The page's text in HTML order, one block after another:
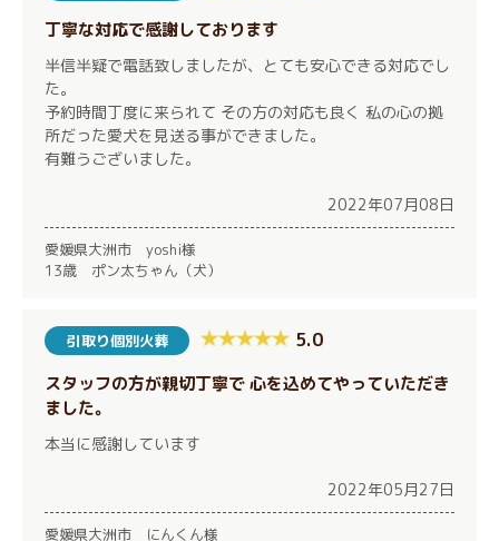
丁寧な対応で感謝しております
半信半疑で電話致しましたが、とても安心できる対応でし
た。
予約時間丁度に来られて その方の対応も良く 私の心の拠
所だった愛犬を見送る事ができました。
有難うございました。
2022年07月08日
愛媛県大洲市 yoshi様
13歳 ポン太ちゃん（犬）
引取り個別火葬 5.0
スタッフの方が親切丁寧で 心を込めてやっていただき
ました。
本当に感謝しています
2022年05月27日
愛媛県大洲市 にんくん様